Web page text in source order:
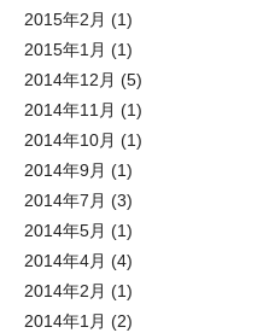
2015年2月 (1)
2015年1月 (1)
2014年12月 (5)
2014年11月 (1)
2014年10月 (1)
2014年9月 (1)
2014年7月 (3)
2014年5月 (1)
2014年4月 (4)
2014年2月 (1)
2014年1月 (2)